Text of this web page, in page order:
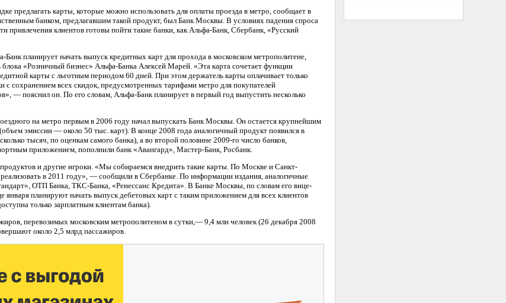
предлагать карты, которые можно использовать для оплаты проезда в метро, сообщает в
банком, предлагавшим такой продукт, был Банк Москвы. В условиях падения спроса
привлечения клиентов готовы пойти такие банки, как Альфа-Банк, Сбербанк, «Русский
планирует начать выпуск кредитных карт для прохода в московском метрополитене,
блока «Розничный бизнес» Альфа-Банка Алексей Марей. «Эта карта сочетает функции
карты с льготным периодом 60 дней. При этом держатель карты оплачивает только
с сохранением всех скидок, предусмотренных тарифами метро для покупателей
— пояснил он. По его словам, Альфа-Банк планирует в первый год выпустить несколько
на метро первым в 2006 году начал выпускать Банк Москвы. Он остается крупнейшим
эмиссии — около 50 тыс. карт). В конце 2008 года аналогичный продукт появился в
тысяч, по оценкам самого банка), а во второй половине 2009-го число банков,
приложением, пополнили банк «Авангард», Мастер-Банк, Росбанк.
и другие игроки. «Мы собираемся внедрить такие карты. По Москве и Санкт-
в 2011 году», — сообщили в Сбербанке. По информации издания, аналогичные
ОТП Банка, ТКС-Банка, «Ренессанс Кредита». В Банке Москвы, по словам его вице-
января планируют начать выпуск дебетовых карт с таким приложением для всех клиентов
только зарплатным клиентам банка).
перевозимых московским метрополитеном в сутки,— 9,4 млн человек (26 декабря 2008
около 2,5 млрд пассажиров.